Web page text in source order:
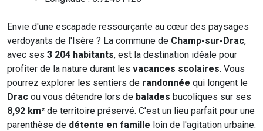
Envie d'une escapade ressourçante au cœur des paysages
verdoyants de l'Isère ? La commune de Champ-sur-Drac,
avec ses 3 204 habitants, est la destination idéale pour
profiter de la nature durant les vacances scolaires. Vous
pourrez explorer les sentiers de randonnée qui longent le
Drac ou vous détendre lors de balades bucoliques sur ses
8,92 km² de territoire préservé. C'est un lieu parfait pour une
parenthèse de détente en famille loin de l'agitation urbaine.